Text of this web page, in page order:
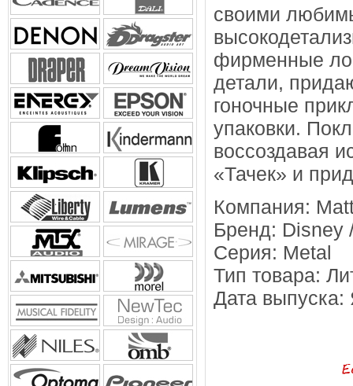
своими
фирменные
детали,
гоночные
упаковки.
воссоздавая
«Тачек» и
Компания:
Бренд: Disney
Серия: Metal
Тип товара:
Дата выпуска: